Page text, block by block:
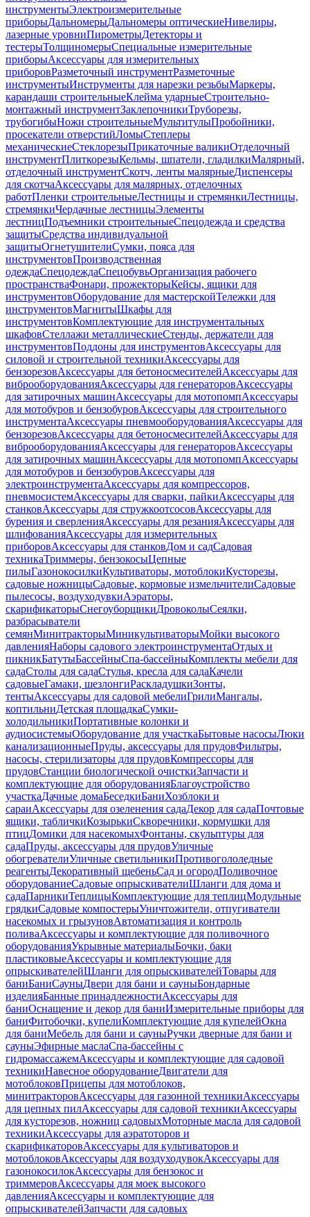
инструментыЭлектроизмерительные
приборыДальномерыДальномеры оптическиеНивелиры,
лазерные уровниПирометрыДетекторы и
тестерыТолщиномерыСпециальные измерительные
приборыАксессуары для измерительных
приборовРазметочный инструментРазметочные
инструментыИнструменты для нарезки резьбыМаркеры,
карандаши строительныеКлейма ударныеСтроительно-
монтажный инструментЗаклепочникиТруборезы,
трубогибыНожи строительныеМультитулыПробойники,
просекатели отверстийЛомыСтеплеры
механическиеСтеклорезыПрикаточные валикиОтделочный
инструментПлиткорезыКельмы, шпатели, гладилкиМалярный,
отделочный инструментСкотч, ленты малярныеДиспенсеры
для скотчаАксессуары для малярных, отделочных
работПленки строительныеЛестницы и стремянкиЛестницы,
стремянкиЧердачные лестницыЭлементы
лестницПодъемники строительныеСпецодежда и средства
защитыСредства индивидуальной
защитыОгнетушителиСумки, пояса для
инструментовПроизводственная
одеждаСпецодеждаСпецобувьОрганизация рабочего
пространстваФонари, прожекторыКейсы, ящики для
инструментовОборудование для мастерскойТележки для
инструментовМагнитыШкафы для
инструментовКомплектующие для инструментальных
шкафовСтеллажи металлическиеСтенды, держатели для
инструментовПоддоны для инструментовАксессуары для
силовой и строительной техникиАксессуары для
бензорезовАксессуары для бетоносмесителейАксессуары для
виброоборудованияАксессуары для генераторовАксессуары
для затирочных машинАксессуары для мотопомпАксессуары
для мотобуров и бензобуровАксессуары для строительного
инструментаАксессуары пневмооборудованияАксессуары для
бензорезовАксессуары для бетоносмесителейАксессуары для
виброоборудованияАксессуары для генераторовАксессуары
для затирочных машинАксессуары для мотопомпАксессуары
для мотобуров и бензобуровАксессуары для
электроинструментаАксессуары для компрессоров,
пневмосистемАксессуары для сварки, пайкиАксессуары для
станковАксессуары для стружкоотсосовАксессуары для
бурения и сверленияАксессуары для резанияАксессуары для
шлифованияАксессуары для измерительных
приборовАксессуары для станковДом и садСадовая
техникаТриммеры, бензокосыЦепные
пилыГазонокосилкиКультиваторы, мотоблокиКусторезы,
садовые ножницыСадовые, кормовые измельчителиСадовые
пылесосы, воздуходувкиАэраторы,
скарификаторыСнегоуборщикиДровоколыСеялки,
разбрасыватели
семянМинитракторыМиникультиваторыМойки высокого
давленияНаборы садового электроинструментаОтдых и
пикникБатутыБассейныСпа-бассейныКомплекты мебели для
садаСтолы для садаСтулья, кресла для садаКачели
садовыеГамаки, шезлонгиРаскладушкиЗонты,
тентыАксессуары для садовой мебелиГрилиМангалы,
коптильниДетская площадкаСумки-
холодильникиПортативные колонки и
аудиосистемыОборудование для участкаБытовые насосыЛюки
канализационныеПруды, аксессуары для прудовФильтры,
насосы, стерилизаторы для прудовКомпрессоры для
прудовСтанции биологической очисткиЗапчасти и
комплектующие для оборудованияБлагоустройство
участкаДачные домаБеседкиБаниХозблоки и
сараиАксессуары для озеленения садаДекор для садаПочтовые
ящики, табличкиКозырькиСкворечники, кормушки для
птицДомики для насекомыхФонтаны, скульптуры для
садаПруды, аксессуары для прудовУличные
обогревателиУличные светильникиПротивогололедные
реагентыДекоративный щебеньСад и огородПоливочное
оборудованиеСадовые опрыскивателиШланги для дома и
садаПарникиТеплицыКомплектующие для теплицМодульные
грядкиСадовые компостерыУничтожители, отпугиватели
насекомых и грызуновАвтоматизация и контроль
поливаАксессуары и комплектующие для поливочного
оборудованияУкрывные материалыБочки, баки
пластиковыеАксессуары и комплектующие для
опрыскивателейШланги для опрыскивателейТовары для
баниБаниСауныДвери для бани и сауныБондарные
изделияБанные принадлежностиАксессуары для
баниОснащение и декор для баниИзмерительные приборы для
баниФитобочки, купелиКомплектующие для купелейОкна
для баниМебель для бани и сауныРучки дверные для бани и
сауныЭфирные маслаСпа-бассейны с
гидромассажемАксессуары и комплектующие для садовой
техникиНавесное оборудованиеДвигатели для
мотоблоковПрицепы для мотоблоков,
минитракторовАксессуары для газонной техникиАксессуары
для цепных пилАксессуары для садовой техникиАксессуары
для кусторезов, ножниц садовыхМоторные масла для садовой
техникиАксессуары для аэратоторов и
скарификаторовАксессуары для культиваторов и
мотоблоковАксессуары для воздуходувокАксессуары для
газонокосилокАксессуары для бензокос и
триммеровАксессуары для моек высокого
давленияАксессуары и комплектующие для
опрыскивателейЗапчасти для садовых